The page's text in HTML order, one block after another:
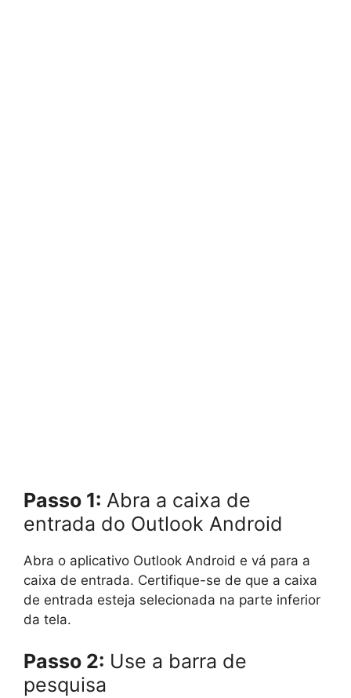
Passo 1: Abra a caixa de
entrada do Outlook Android
Abra o aplicativo Outlook Android e vá para a
caixa de entrada. Certifique-se de que a caixa
de entrada esteja selecionada na parte inferior
da tela.
Passo 2: Use a barra de
pesquisa